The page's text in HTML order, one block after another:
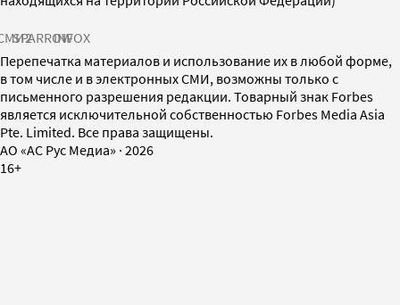
SPARROWINFOX
Перепечатка материалов и использование их в любой форме,
в том числе и в электронных СМИ, возможны только с
письменного разрешения редакции. Товарный знак Forbes
является исключительной собственностью Forbes Media Asia
Pte. Limited. Все права защищены.
AO «АС Рус Медиа» · 2026
16+